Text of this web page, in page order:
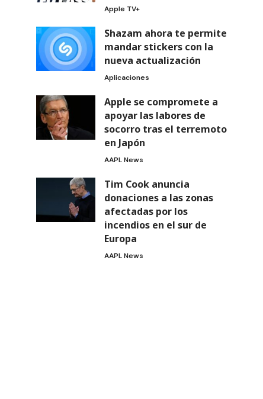
Apple TV+
Shazam ahora te permite
mandar stickers con la
nueva actualización
Aplicaciones
Apple se compromete a
apoyar las labores de
socorro tras el terremoto
en Japón
AAPL News
Tim Cook anuncia
donaciones a las zonas
afectadas por los
incendios en el sur de
Europa
AAPL News